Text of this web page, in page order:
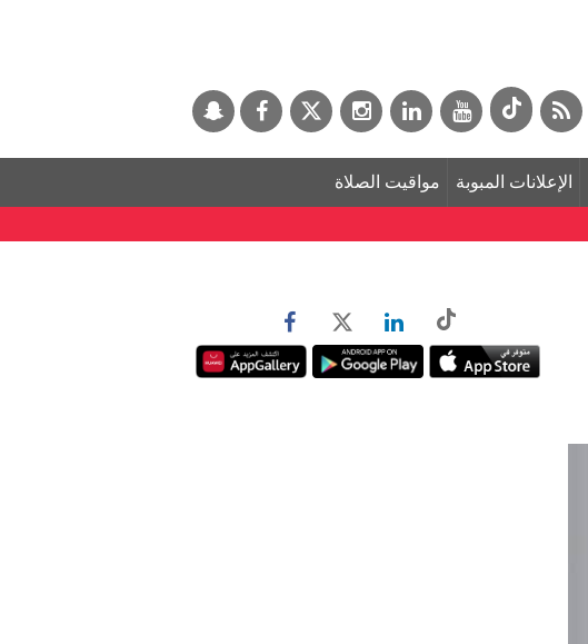
الإعلانات المبوبة مواقيت الصلاة